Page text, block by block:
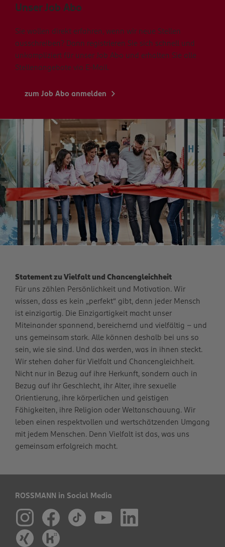
Unser Job Abo
Sie wollen direkt erfahren, wenn wir neue Stellen
ausschreiben? Dann registrieren Sie sich schnell und
unkompliziert für unser Job Abo und erhalten Sie alle
Stellenangebote via E-Mail.
zum Job Abo anmelden
Statement zu Vielfalt und Chancengleichheit
Für uns zählen Persönlichkeit und Motivation. Wir
wissen, dass es kein „perfekt“ gibt, denn jeder Mensch
ist einzigartig. Die Einzigartigkeit macht unser
Miteinander spannend, bereichernd und vielfältig – und
uns gemeinsam stark. Alle können deshalb bei uns so
sein, wie sie sind. Und das werden, was in ihnen steckt.
Wir stehen daher für Vielfalt und Chancengleichheit.
Nicht nur in Bezug auf ihre Herkunft, sondern auch in
Bezug auf ihr Geschlecht, ihr Alter, ihre sexuelle
Orientierung, ihre körperlichen und geistigen
Fähigkeiten, ihre Religion oder Weltanschauung. Wir
leben einen respektvollen und wertschätzenden Umgang
mit jedem Menschen. Denn Vielfalt ist das, was uns
gemeinsam erfolgreich macht.
ROSSMANN in Social Media